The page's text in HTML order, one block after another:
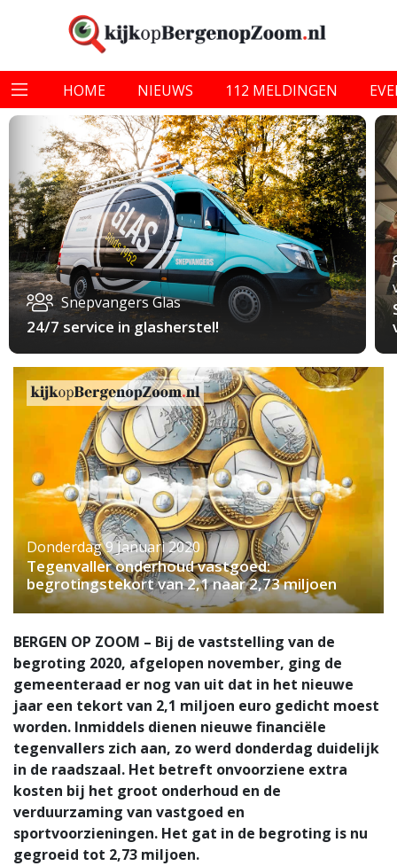
HOME NIEUWS 112 MELDINGEN
Snepvangers Glas
24/7 service in glasherstel!
Donderdag 9 Januari 2020
Tegenvaller onderhoud vastgoed:
begrotingstekort van 2,1 naar 2,73 miljoen
BERGEN OP ZOOM – Bij de vaststelling van de
begroting 2020, afgelopen november, ging de
gemeenteraad er nog van uit dat in het nieuwe
jaar een tekort van 2,1 miljoen euro gedicht moest
worden. Inmiddels dienen nieuwe financiële
tegenvallers zich aan, zo werd donderdag duidelijk
in de raadszaal. Het betreft onvoorziene extra
kosten bij het groot onderhoud en de
verduurzaming van vastgoed en
sportvoorzieningen. Het gat in de begroting is nu
gegroeid tot 2,73 miljoen.